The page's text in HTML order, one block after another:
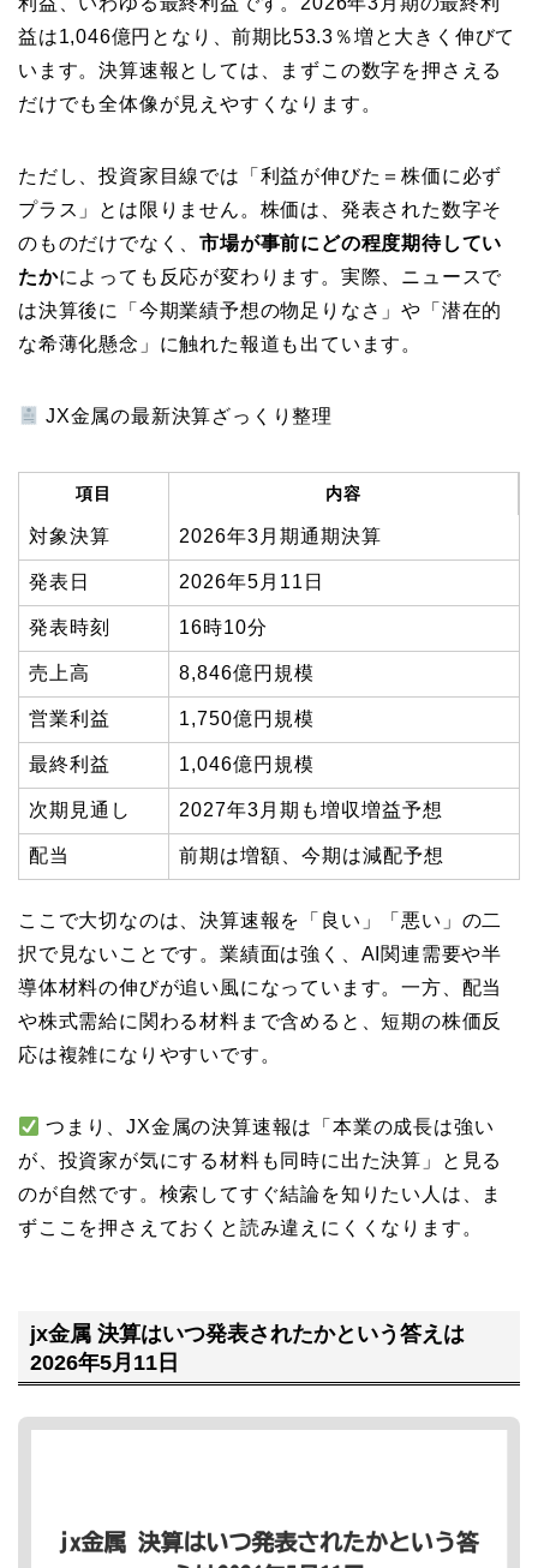
益は1,046億円となり、前期比53.3％増と大きく伸びて
います。決算速報としては、まずこの数字を押さえる
だけでも全体像が見えやすくなります。
ただし、投資家目線では「利益が伸びた＝株価に必ず
プラス」とは限りません。株価は、発表された数字そ
のものだけでなく、市場が事前にどの程度期待してい
たかによっても反応が変わります。実際、ニュースで
は決算後に「今期業績予想の物足りなさ」や「潜在的
な希薄化懸念」に触れた報道も出ています。
JX金属の最新決算ざっくり整理
項目 内容
対象決算 2026年3月期通期決算
発表日 2026年5月11日
発表時刻 16時10分
売上高 8,846億円規模
営業利益 1,750億円規模
最終利益 1,046億円規模
次期見通し 2027年3月期も増収増益予想
配当 前期は増額、今期は減配予想
ここで大切なのは、決算速報を「良い」「悪い」の二
択で見ないことです。業績面は強く、AI関連需要や半
導体材料の伸びが追い風になっています。一方、配当
や株式需給に関わる材料まで含めると、短期の株価反
応は複雑になりやすいです。
つまり、JX金属の決算速報は「本業の成長は強い
が、投資家が気にする材料も同時に出た決算」と見る
のが自然です。検索してすぐ結論を知りたい人は、ま
ずここを押さえておくと読み違えにくくなります。
jx金属 決算はいつ発表されたかという答えは
2026年5月11日